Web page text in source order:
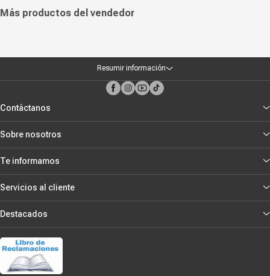
Más productos del vendedor
Resumir información
Contáctanos
Sobre nosotros
Te informamos
Servicios al cliente
Destacados